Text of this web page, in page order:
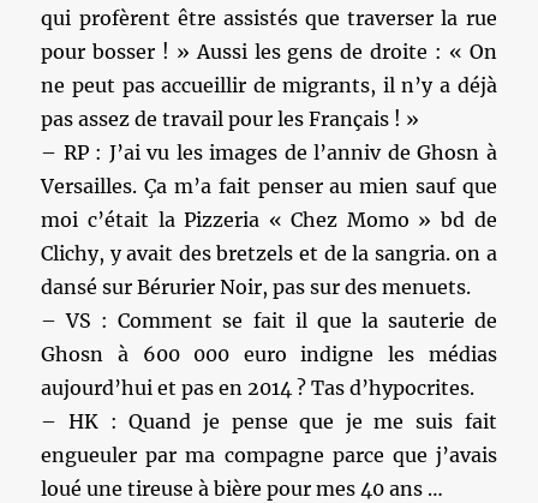
qui profèrent être assistés que traverser la rue
pour bosser ! » Aussi les gens de droite : « On
ne peut pas accueillir de migrants, il n’y a déjà
pas assez de travail pour les Français ! »
– RP : J’ai vu les images de l’anniv de Ghosn à
Versailles. Ça m’a fait penser au mien sauf que
moi c’était la Pizzeria « Chez Momo » bd de
Clichy, y avait des bretzels et de la sangria. on a
dansé sur Bérurier Noir, pas sur des menuets.
– VS : Comment se fait il que la sauterie de
Ghosn à 600 000 euro indigne les médias
aujourd’hui et pas en 2014 ? Tas d’hypocrites.
– HK : Quand je pense que je me suis fait
engueuler par ma compagne parce que j’avais
loué une tireuse à bière pour mes 40 ans …